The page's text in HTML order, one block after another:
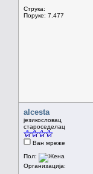
Струка:
Поруке: 7.477
alcesta
језикословац
староседелац
Ван мреже
Пол:
Организација: